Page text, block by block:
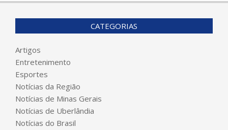
CATEGORIAS
Artigos
Entretenimento
Esportes
Notícias da Região
Notícias de Minas Gerais
Notícias de Uberlândia
Notícias do Brasil